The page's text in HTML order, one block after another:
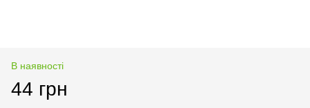
В наявності
44 грн